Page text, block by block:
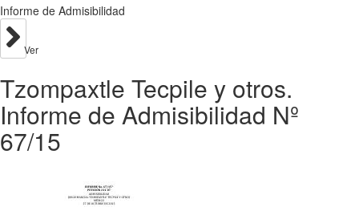
Informe de Admisibilidad
Ver
Tzompaxtle Tecpile y otros.
Informe de Admisibilidad Nº
67/15